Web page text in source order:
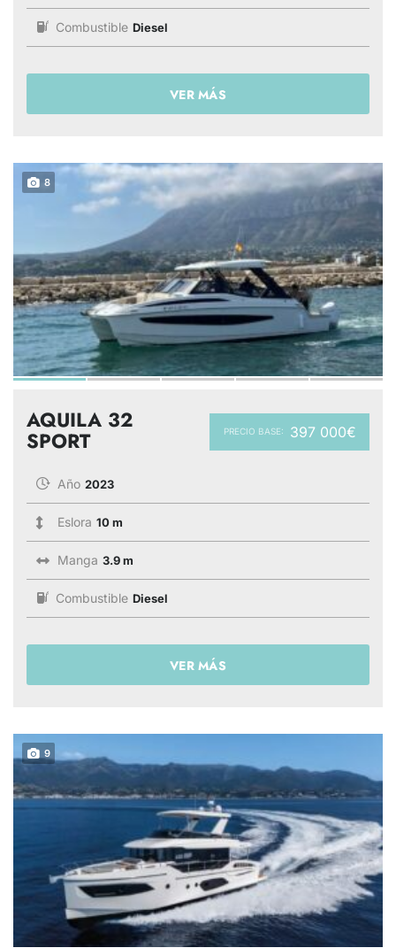
Combustible Diesel
VER MÁS
8
PRECIO BASE: 397 000€
AQUILA 32
SPORT
Año 2023
Eslora 10 m
Manga 3.9 m
Combustible Diesel
VER MÁS
9